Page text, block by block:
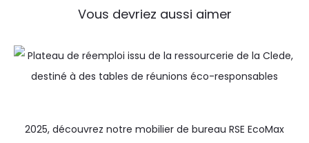
Vous devriez aussi aimer
2025, découvrez notre mobilier de bureau RSE EcoMax